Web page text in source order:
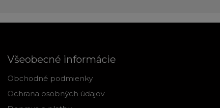
Všeobecné informácie
Obchodné podmienky
Ochrana osobných údajov